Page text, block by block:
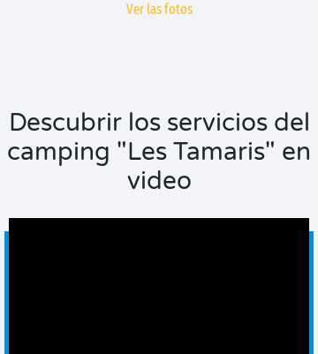
Ver las fotos
Descubrir los servicios del
camping "Les Tamaris" en
video